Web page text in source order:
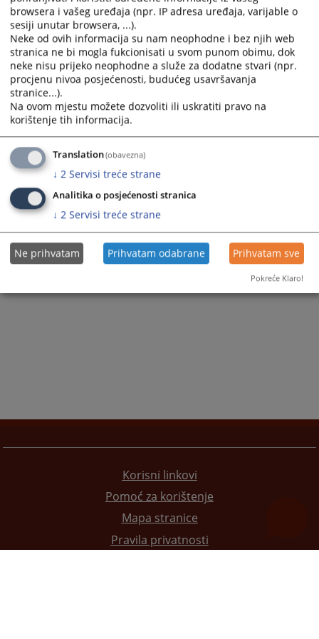
Prikazana vijest je na: Srpski jezik
1920 PREGLEDA
Korisni linkovi
Pomoć za korištenje
Mapa stranice
Pravila privatnosti
browsera i vašeg uređaja (npr. IP adresa uređaja, varijable o
sesiji unutar browsera, ...).
Neke od ovih informacija su nam neophodne i bez njih web
stranica ne bi mogla fukcionisati u svom punom obimu, dok
neke nisu prijeko neophodne a služe za dodatne stvari (npr.
procjenu nivoa posjećenosti, budućeg usavršavanja
stranice...).
Na ovom mjestu možete dozvoliti ili uskratiti pravo na
korištenje tih informacija.
Translation(obavezna)
↓ 2 Servisi treće strane
Analitika o posjećenosti stranica
↓ 2 Servisi treće strane
Ne prihvatam Prihvatam odabrane Prihvatam sve
Pokreće Klaro!